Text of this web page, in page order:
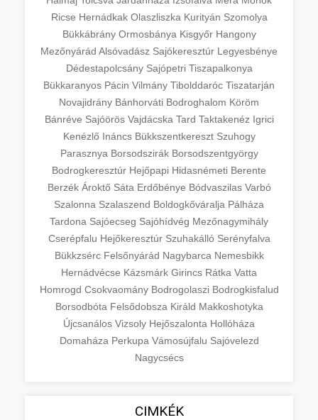
Ricse Hernádkak Olaszliszka Kurityán Szomolya
Bükkábrány Ormosbánya Kisgyőr Hangony
Mezőnyárád Alsóvadász Sajókeresztúr Legyesbénye
Dédestapolcsány Sajópetri Tiszapalkonya
Bükkaranyos Pácin Vilmány Tibolddaróc Tiszatarján
Novajidrány Bánhorváti Bodroghalom Köröm
Bánréve Sajóörös Vajdácska Tard Taktakenéz Igrici
Kenézlő Ináncs Bükkszentkereszt Szuhogy
Parasznya Borsodszirák Borsodszentgyörgy
Bodrogkeresztúr Hejőpapi Hidasnémeti Berente
Berzék Ároktő Sáta Erdőbénye Bódvaszilas Varbó
Szalonna Szalaszend Boldogkőváralja Pálháza
Tardona Sajóecseg Sajóhídvég Mezőnagymihály
Cserépfalu Hejőkeresztúr Szuhakálló Serényfalva
Bükkzsérc Felsőnyárád Nagybarca Nemesbikk
Hernádvécse Kázsmárk Girincs Rátka Vatta
Homrogd Csokvaomány Bodrogolaszi Bodrogkisfalud
Borsodbóta Felsődobsza Királd Makkoshotyka
Újcsanálos Vizsoly Hejőszalonta Hollóháza
Domaháza Perkupa Vámosújfalu Sajóvelezd
Nagycsécs
CIMKÉK